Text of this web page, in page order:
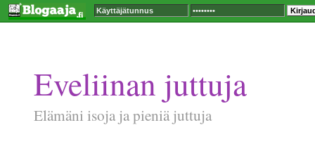
Eveliinan juttuja
Elämäni isoja ja pieniä juttuja